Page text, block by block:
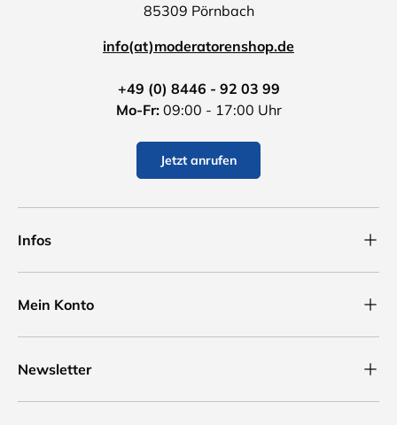
85309 Pörnbach
info(at)moderatorenshop.de
+49 (0) 8446 - 92 03 99
Mo-Fr:09:00 - 17:00 Uhr
Jetzt anrufen
Infos
Mein Konto
Newsletter